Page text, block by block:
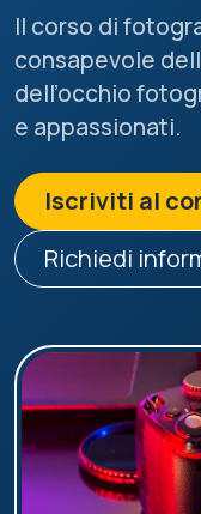
Il corso di
consapevole
dell’occhio
e appassionati.
Iscriviti al
Richiedi